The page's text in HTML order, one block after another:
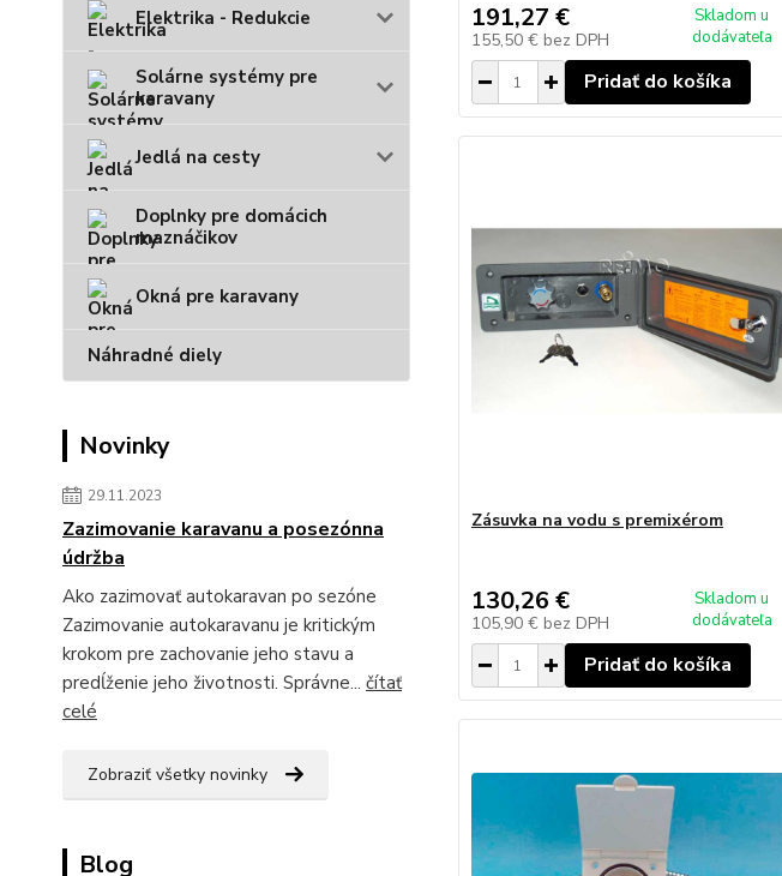
Elektrika - Redukcie
Solárne systémy pre
karavany
Jedlá na cesty
Doplnky pre domácich
maznáčikov
Okná pre karavany
Náhradné diely
Novinky
29.11.2023
Zazimovanie karavanu a posezónna
údržba
Ako zazimovať autokaravan po sezóne
Zazimovanie autokaravanu je kritickým
krokom pre zachovanie jeho stavu a
predĺženie jeho životnosti. Správne... čítať
celé
Zobraziť všetky novinky
Blog
191,27 €
155,50 € bez DPH
Skladom u
dodávateľa
Pridať do košíka
Zásuvka na vodu s premixérom
130,26 €
105,90 € bez DPH
Skladom u
dodávateľa
Pridať do košíka